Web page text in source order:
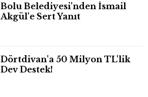
Bolu Belediyesi'nden İsmail
Akgül'e Sert Yanıt
Dörtdivan'a 50 Milyon TL'lik
Dev Destek!